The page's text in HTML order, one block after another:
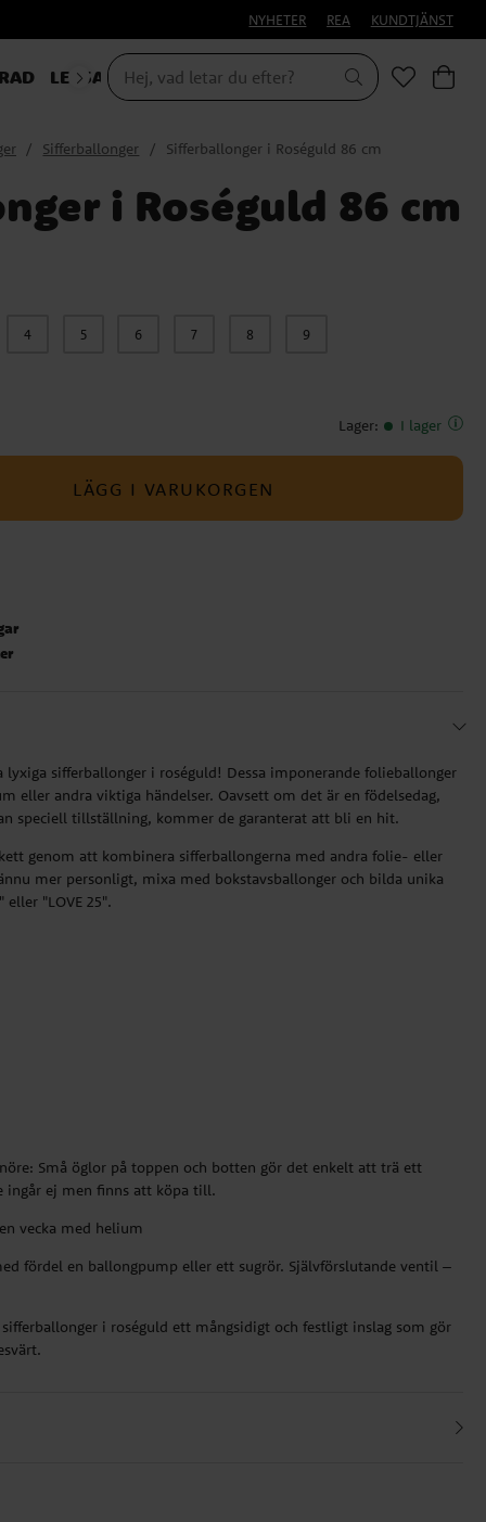
NYHETER REA KUNDTJÄNST
LEKSAKER & PRESENTER
Sifferballonger Sifferballonger i Roséguld 86 cm
i Roséguld 86 cm
4 5 6 7 8 9
Lager: I lager
LÄGG I VARUKORGEN
lyxiga sifferballonger i roséguld! Dessa imponerande folieballonger
eller andra viktiga händelser. Oavsett om det är en födelsedag,
speciell tillställning, kommer de garanterat att bli en hit.
genom att kombinera sifferballongerna med andra folie- eller
mer personligt, mixa med bokstavsballonger och bilda unika
eller "LOVE 25".
Små öglor på toppen och botten gör det enkelt att trä ett
ingår ej men finns att köpa till.
vecka med helium
fördel en ballongpump eller ett sugrör. Självförslutande ventil –
sifferballonger i roséguld ett mångsidigt och festligt inslag som gör